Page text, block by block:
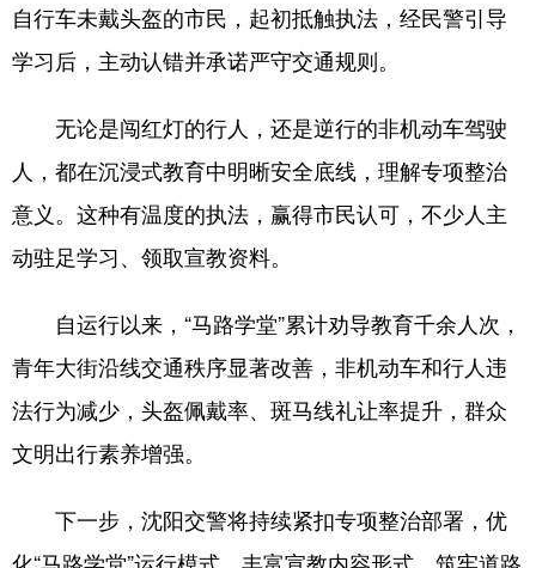
Deutsch Português
自行车未戴头盔的市民，起初抵触执法，经民警引导
学习后，主动认错并承诺严守交通规则。
无论是闯红灯的行人，还是逆行的非机动车驾驶
人，都在沉浸式教育中明晰安全底线，理解专项整治
意义。这种有温度的执法，赢得市民认可，不少人主
动驻足学习、领取宣教资料。
自运行以来，“马路学堂”累计劝导教育千余人次，
青年大街沿线交通秩序显著改善，非机动车和行人违
法行为减少，头盔佩戴率、斑马线礼让率提升，群众
文明出行素养增强。
下一步，沈阳交警将持续紧扣专项整治部署，优